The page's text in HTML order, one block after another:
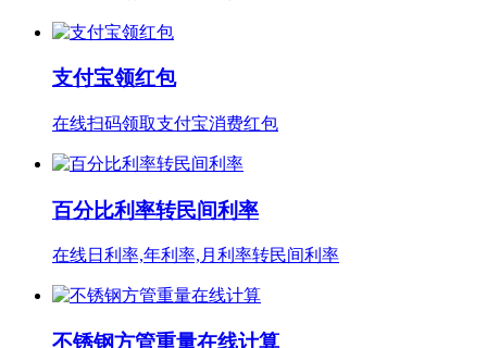
支付宝领红包
在线扫码领取支付宝消费红包
百分比利率转民间利率
在线日利率,年利率,月利率转民间利率
不锈钢方管重量在线计算